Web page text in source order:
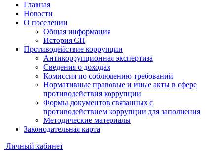
Главная
Новости
О поселении
Общая информация
История СП
Противодействие коррупции
Антикоррупционная экспертиза
Сведения о доходах
Комиссия по соблюдению требований
Нормативные правовые и иные акты в сфере
противодействия коррупции
Формы документов связанных с
противодействием коррупции для заполнения
Методические материалы
Законодательная карта
Личный кабинет